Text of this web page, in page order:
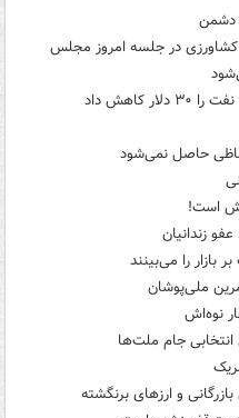
دشمن
کشاورزی در جلسه امروز مجلس
داد
حاصل نمی‌شود
است!
زندانیان
بازار را می‌بینند
ملی‌پوشان
نوه‌اش
و ارزهای برنگشته